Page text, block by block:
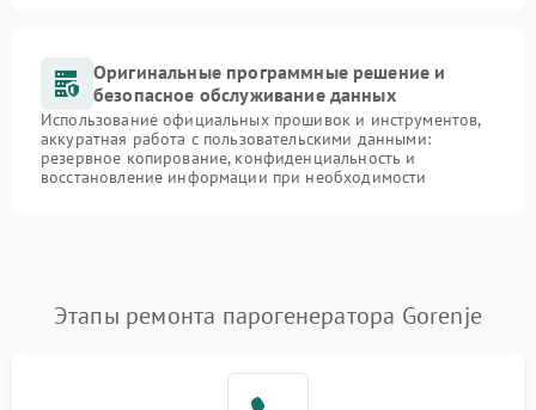
Оригинальные программные решение и
безопасное обслуживание данных
Использование официальных прошивок и инструментов,
аккуратная работа с пользовательскими данными:
резервное копирование, конфиденциальность и
восстановление информации при необходимости
Этапы ремонта парогенератора Gorenje